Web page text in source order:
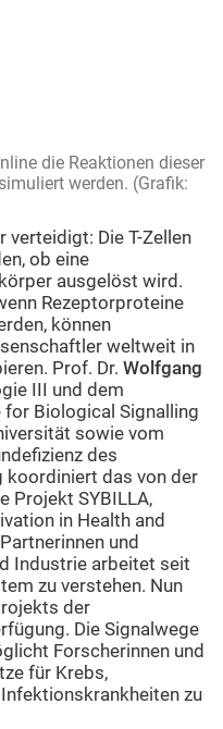
die Reaktionen dieser
werden. (Grafik:
verteidigt: Die T-Zellen
ob eine
ausgelöst wird.
Rezeptorproteine
können
weltweit in
Prof. Dr. Wolfgang
III und dem
for Biological Signalling
sowie vom
des
koordiniert das von der
Projekt SYBILLA,
in Health and
und
Industrie arbeitet seit
zu verstehen. Nun
der
Die Signalwege
Forscherinnen und
für Krebs,
zu